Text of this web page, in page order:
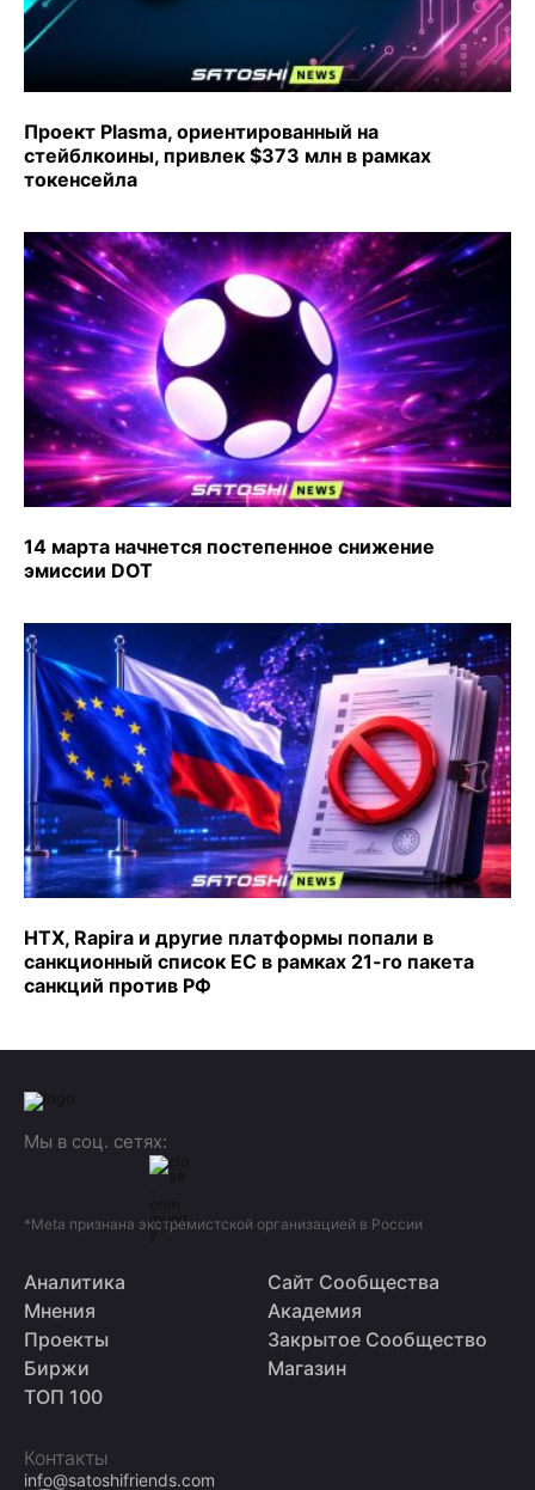
Проект Plasma, ориентированный на
стейблкоины, привлек $373 млн в рамках
токенсейла
14 марта начнется постепенное снижение
эмиссии DOT
HTX, Rapira и другие платформы попали в
санкционный список ЕС в рамках 21-го пакета
санкций против РФ
Мы в соц. сетях:
*Meta признана экстремистской организацией в России
Аналитика
Мнения
Проекты
Биржи
ТОП 100
Сайт Сообщества
Академия
Закрытое Сообщество
Магазин
Контакты
info@satoshifriends.com